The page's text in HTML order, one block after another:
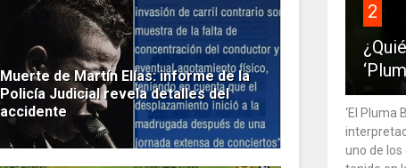
Muerte de Martín Elías: informe de la
Policía Judicial revela detalles del
accidente
2
‘El Pluma
uno de